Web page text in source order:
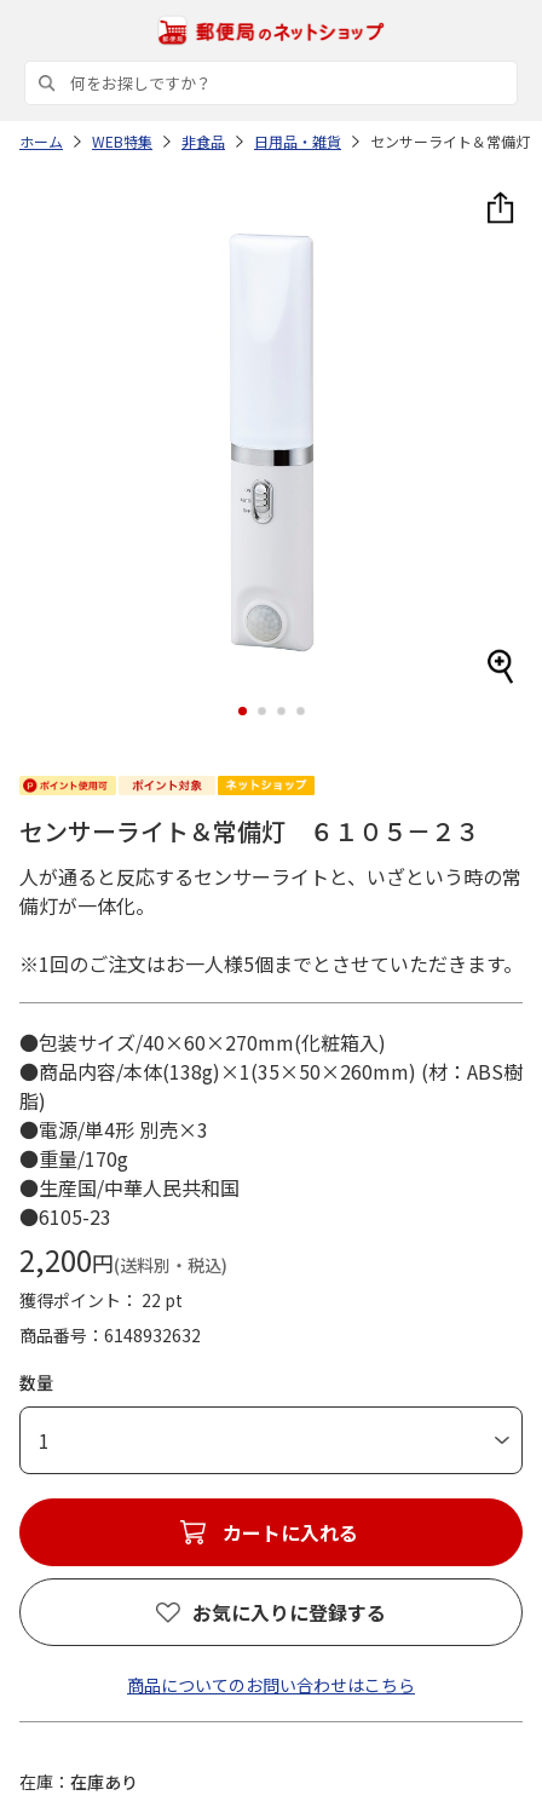
ホーム WEB特集 非食品 日用品・雑貨 センサーライト＆常備
1 2 3 4
センサーライト＆常備灯 ６１０５－２３
人が通ると反応するセンサーライトと、いざという時の常
備灯が一体化。
※1回のご注文はお一人様5個までとさせていただきます。
●包装サイズ/40×60×270mm(化粧箱入)
●商品内容/本体(138g)×1(35×50×260mm) (材：ABS樹
脂)
●電源/単4形 別売×3
●重量/170g
●生産国/中華人民共和国
●6105-23
2,200円(送料別・税込)
獲得ポイント： 22 pt
商品番号
6148932632
数量
1
カートに入れる
お気に入りに登録する
商品についてのお問い合わせはこちら
在庫
在庫あり